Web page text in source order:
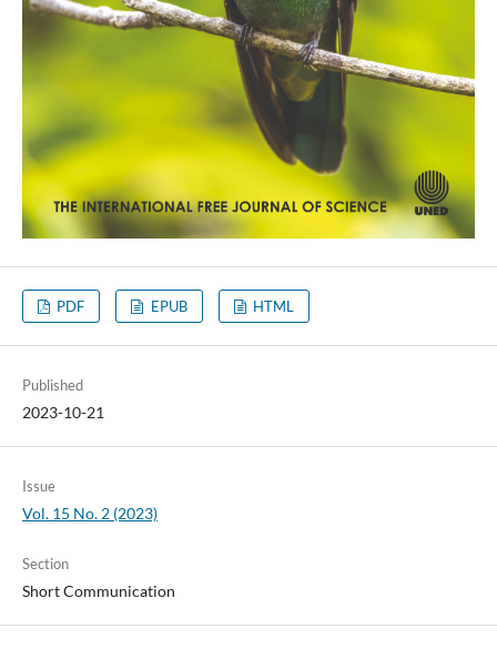
PDF EPUB HTML
Published
2023-10-21
Issue
Vol. 15 No. 2 (2023)
Section
Short Communication